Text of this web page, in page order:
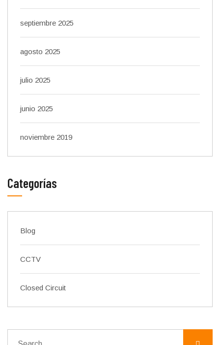
septiembre 2025
agosto 2025
julio 2025
junio 2025
noviembre 2019
Categorías
Blog
CCTV
Closed Circuit